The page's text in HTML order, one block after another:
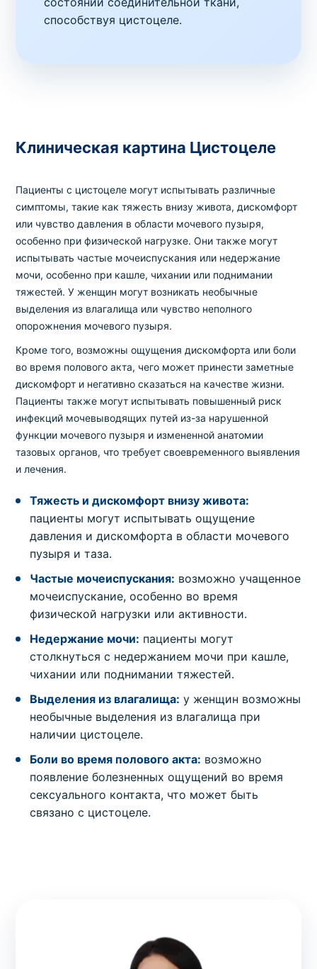
способствуя цистоцеле.
Клиническая картина Цистоцеле
Пациенты с цистоцеле могут испытывать различные
симптомы, такие как тяжесть внизу живота, дискомфорт
или чувство давления в области мочевого пузыря,
особенно при физической нагрузке. Они также могут
испытывать частые мочеиспускания или недержание
мочи, особенно при кашле, чихании или поднимании
тяжестей. У женщин могут возникать необычные
выделения из влагалища или чувство неполного
опорожнения мочевого пузыря.
Кроме того, возможны ощущения дискомфорта или боли
во время полового акта, чего может принести заметные
дискомфорт и негативно сказаться на качестве жизни.
Пациенты также могут испытывать повышенный риск
инфекций мочевыводящих путей из-за нарушенной
функции мочевого пузыря и измененной анатомии
тазовых органов, что требует своевременного выявления
и лечения.
Тяжесть и дискомфорт внизу живота:
пациенты могут испытывать ощущение
давления и дискомфорта в области мочевого
пузыря и таза.
Частые мочеиспускания: возможно учащенное
мочеиспускание, особенно во время
физической нагрузки или активности.
Недержание мочи: пациенты могут
столкнуться с недержанием мочи при кашле,
чихании или поднимании тяжестей.
Выделения из влагалища: у женщин возможны
необычные выделения из влагалища при
наличии цистоцеле.
Боли во время полового акта: возможно
появление болезненных ощущений во время
сексуального контакта, что может быть
связано с цистоцеле.